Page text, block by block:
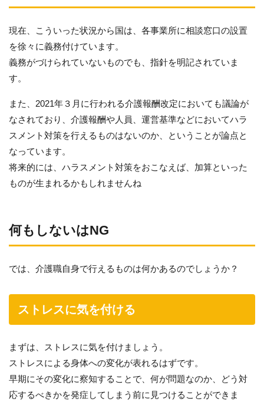
現在、こういった状況から国は、各事業所に相談窓口の設置
を徐々に義務付けています。
義務がづけられていないものでも、指針を明記されていま
す。
また、2021年３月に行われる介護報酬改定においても議論が
なされており、介護報酬や人員、運営基準などにおいてハラ
スメント対策を行えるものはないのか、ということが論点と
なっています。
将来的には、ハラスメント対策をおこなえば、加算といった
ものが生まれるかもしれませんね
何もしないはNG
では、介護職自身で行えるものは何かあるのでしょうか？
ストレスに気を付ける
まずは、ストレスに気を付けましょう。
ストレスによる身体への変化が表れるはずです。
早期にその変化に察知することで、何が問題なのか、どう対
応するべきかを発症してしまう前に見つけることができま